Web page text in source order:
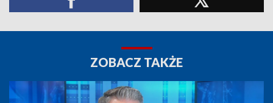
ZOBACZ TAKŻE